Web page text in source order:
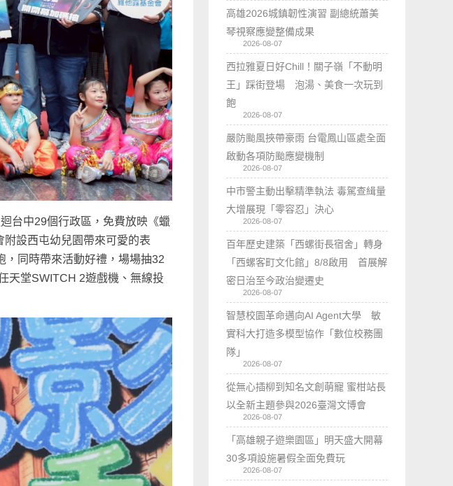
台中29個行政區，免費放映《蠟
設西屯幼兒園帶來可愛的表
，同時帶來活動好禮，場場抽32
天堂SWITCH 2遊戲機、無線投
高雄2026城鎮韌性演習 副總統蕭美
琴視察應變整備成果
2026-08-07
西拉雅夏日好Chill！關子嶺「不動明
王」踩街登場 泡湯、美食一次玩到
飽
2026-08-07
嚴防颱風挾帶豪雨 台電鳳山區處全面
啟動各項防颱應變機制
2026-08-07
中市警主動出擊精準執法 毒駕查緝量
大增展現「零容忍」決心
2026-08-07
百年歷史建築「西螺街長宿舍」轉身
「西螺客町文化館」8/8啟用 首展解
密日治至今政治變遷史
2026-08-07
智慧校園革命邁向AI Agent大學 敏
實科大打造多模型協作「數位校務團
隊」
2026-08-07
從無心插柳到知名文創萌寵 蜜柑站長
以全新主題參與2026臺灣文博會
2026-08-07
「高雄親子遊樂園區」明天盛大開幕
30多項設施暑假全面免費玩
2026-08-07